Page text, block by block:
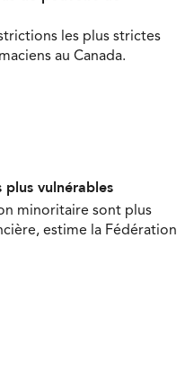
les plus strictes
au Canada.
plus vulnérables
minoritaire sont plus
estime la Fédération